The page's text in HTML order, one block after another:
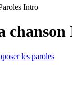
Intro
les paroles